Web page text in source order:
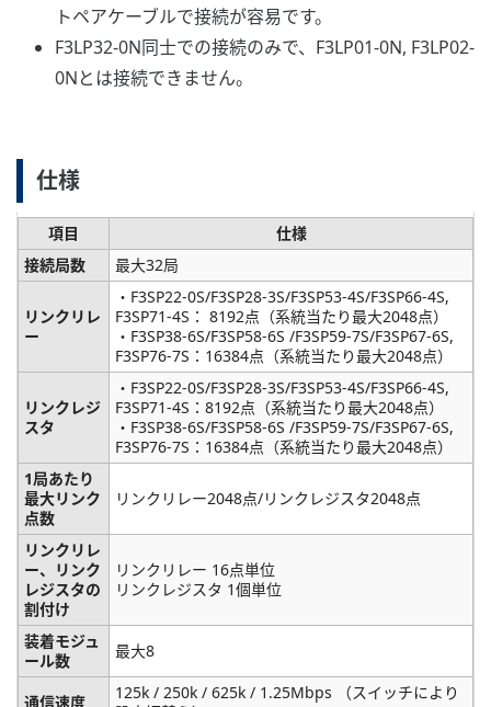
トペアケーブルで接続が容易です。
F3LP32-0N同士での接続のみで、F3LP01-0N, F3LP02-
0Nとは接続できません。
仕様
項目
仕様
接続局数
最大32局
リンクリレ
ー
・F3SP22-0S/F3SP28-3S/F3SP53-4S/F3SP66-4S,
F3SP71-4S： 8192点（系統当たり最大2048点）
・F3SP38-6S/F3SP58-6S /F3SP59-7S/F3SP67-6S,
F3SP76-7S：16384点（系統当たり最大2048点）
リンクレジ
スタ
・F3SP22-0S/F3SP28-3S/F3SP53-4S/F3SP66-4S,
F3SP71-4S：8192点（系統当たり最大2048点）
・F3SP38-6S/F3SP58-6S /F3SP59-7S/F3SP67-6S,
F3SP76-7S：16384点（系統当たり最大2048点）
1局あたり
最大リンク
点数
リンクリレー2048点/リンクレジスタ2048点
リンクリレ
ー、リンク
レジスタの
割付け
リンクリレー 16点単位
リンクレジスタ 1個単位
装着モジュ
ール数
最大8
通信速度
125k / 250k / 625k / 1.25Mbps （スイッチにより